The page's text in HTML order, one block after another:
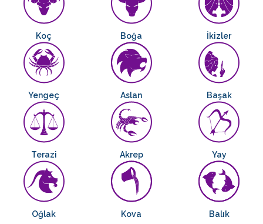
Koç Boğa İkizler
Yengeç Aslan Başak
Terazi Akrep Yay
Oğlak Kova Balık